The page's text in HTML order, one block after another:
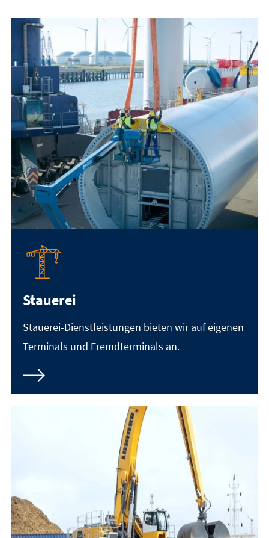
Stauerei
Stauerei-Dienstleistungen bieten wir auf eigenen
Terminals und Fremdterminals an.